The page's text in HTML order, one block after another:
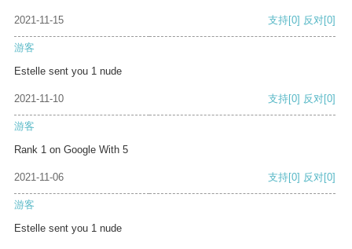
2021-11-15 支持[0] 反对[0]
游客
Estelle sent you 1 nude
2021-11-10 支持[0] 反对[0]
游客
Rank 1 on Google With 5
2021-11-06 支持[0] 反对[0]
游客
Estelle sent you 1 nude